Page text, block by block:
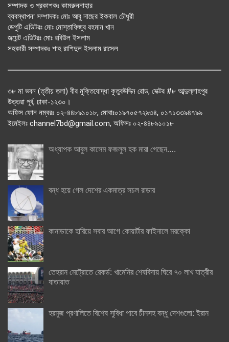
সম্পাদক ও প্রকাশকঃ কামরুননাহার
ব্যবস্থাপনা সম্পাদকঃ মোঃ আবু নাছের ইকবাল চৌধুরী
ডেপুটি এডিটরঃ মোঃ মোস্তাফিজুর রহমান খান
জয়েন্ট এডিটরঃ মোঃ রবিউল ইসলাম
সহকারী সম্পাদকঃ শাহ রাশিদুল ইসলাম রাসেল
৩৮ মা ভবন (তৃতীয় তলা) বীর মুক্তিযোদ্ধা কুতুবউদ্দিন রোড, সেক্টর #৮ আব্দুল্লাহপুর
উত্তরা পূর্ব, ঢাকা-১২৩০।
অফিস ফোন নম্বরঃ ০২-৪৪৮৯১০১৮, মোবাঃ০১৯৭০৫৭২৯৩৪, ০১৭১৩৩৯৪৭৯৯
ইমেইলঃ channel7bd@gmail.com, অফিসঃ ০২-৪৪৮৯১০১৮
অধ্যাপক আবুল কাসেম ফজলুল হক মারা গেছেন….
বন্ধ হয়ে গেল দেশের একমাত্র সচল রাডার
কানাডাকে হারিয়ে সবার আগে কোয়ার্টার ফাইনালে মরক্কো
তেহরান মেট্রোতে রেকর্ড: খামেনির শেষবিদায় ঘিরে ৭০ লাখ যাত্রীর
যাতায়াত
হরমুজ প্রণালিতে বিশেষ সুবিধা পাবে চীনসহ বন্ধু দেশগুলো: ইরান